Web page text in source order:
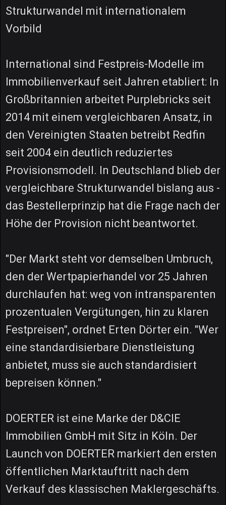
Strukturwandel mit internationalem
Vorbild
International sind Festpreis-Modelle im
Immobilienverkauf seit Jahren etabliert: In
Großbritannien arbeitet Purplebricks seit
2014 mit einem vergleichbaren Ansatz, in
den Vereinigten Staaten betreibt Redfin
seit 2004 ein deutlich reduziertes
Provisionsmodell. In Deutschland blieb der
vergleichbare Strukturwandel bislang aus -
das Bestellerprinzip hat die Frage nach der
Höhe der Provision nicht beantwortet.
"Der Markt steht vor demselben Umbruch,
den der Wertpapierhandel vor 25 Jahren
durchlaufen hat: weg von intransparenten
prozentualen Vergütungen, hin zu klaren
Festpreisen", ordnet Erten Dörter ein. "Wer
eine standardisierbare Dienstleistung
anbietet, muss sie auch standardisiert
bepreisen können."
DOERTER ist eine Marke der D&CIE
Immobilien GmbH mit Sitz in Köln. Der
Launch von DOERTER markiert den ersten
öffentlichen Marktauftritt nach dem
Verkauf des klassischen Maklergeschäfts.